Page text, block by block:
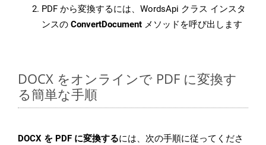
PDF から変換するには、WordsApi クラス インスタ
ンスの ConvertDocument メソッドを呼び出します
DOCX をオンラインで PDF に変換す
る簡単な手順
DOCX を PDF に変換するには、次の手順に従ってくださ